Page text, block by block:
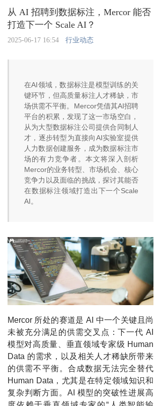
从 AI 招聘到数据标注，Mercor 能否
打造下一个 Scale AI？
2025-06-17 16:54 行业动态
在AI领域，数据标注是模型训练的关
键环节，但高质量标注人才稀缺，市
场供需不平衡。Mercor凭借其AI招聘
平台的积累，发现了这一市场空白，
从为大型数据标注公司提供合同制人
才，逐步转型为直接向AI实验室提供
人力数据创建服务，成为数据标注市
场的有力竞争者。本文将深入剖析
Mercor的业务转型、市场机会、核心
竞争力以及面临的挑战，探讨其能否
在数据标注领域打造出下一个Scale
AI。
Mercor 所处的赛道是 AI 中一个关键且尚
未被充分满足的供需交叉点：下一代 AI
模型对高质量、垂直领域专家级 Human
Data 的需求，以及相关人才稀缺所带来
的供需不平衡。合成数据无法完全替代
Human Data，尤其是在特定领域知识和
复杂判断方面。AI 模型的突破性进展高